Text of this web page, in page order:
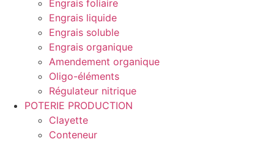
Engrais foliaire
Engrais liquide
Engrais soluble
Engrais organique
Amendement organique
Oligo-éléments
Régulateur nitrique
POTERIE PRODUCTION
Clayette
Conteneur